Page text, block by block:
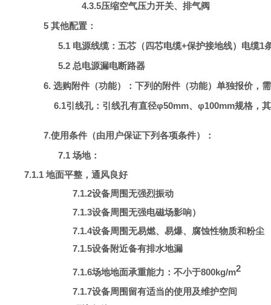
4.3.5压缩空气压力开关、排气阀
5 其他配置：
5.1 电源线缆：五芯（四芯电缆+保护接地线）电缆1
5.2 总电源漏电断路器
6. 选购附件（功能）：下列的附件（功能）单独报价，
6.1引线孔：引线孔有直径φ50mm、φ100mm规格，
7.使用条件（由用户保证下列各项条件）：
7.1 场地：
7.1.1 地面平整，通风良好
7.1.2设备周围无强烈振动
7.1.3设备周围无强电磁场影响）
7.1.4设备周围无易燃、易爆、腐蚀性物质和粉尘
7.1.5设备附近备有排水地漏
7.1.6场地地面承重能力：不小于800kg/m2
7.1.7设备周围留有适当的使用及维护空间